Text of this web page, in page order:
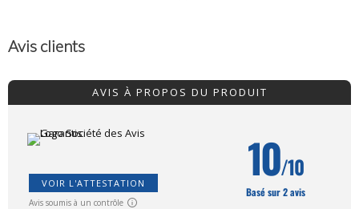
Avis clients
AVIS À PROPOS DU PRODUIT
VOIR L'ATTESTATION
Avis soumis à un contrôle
10/10
Basé sur 2 avis